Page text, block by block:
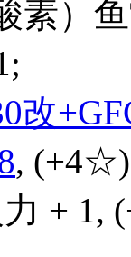
素）
改
,
+ 1,